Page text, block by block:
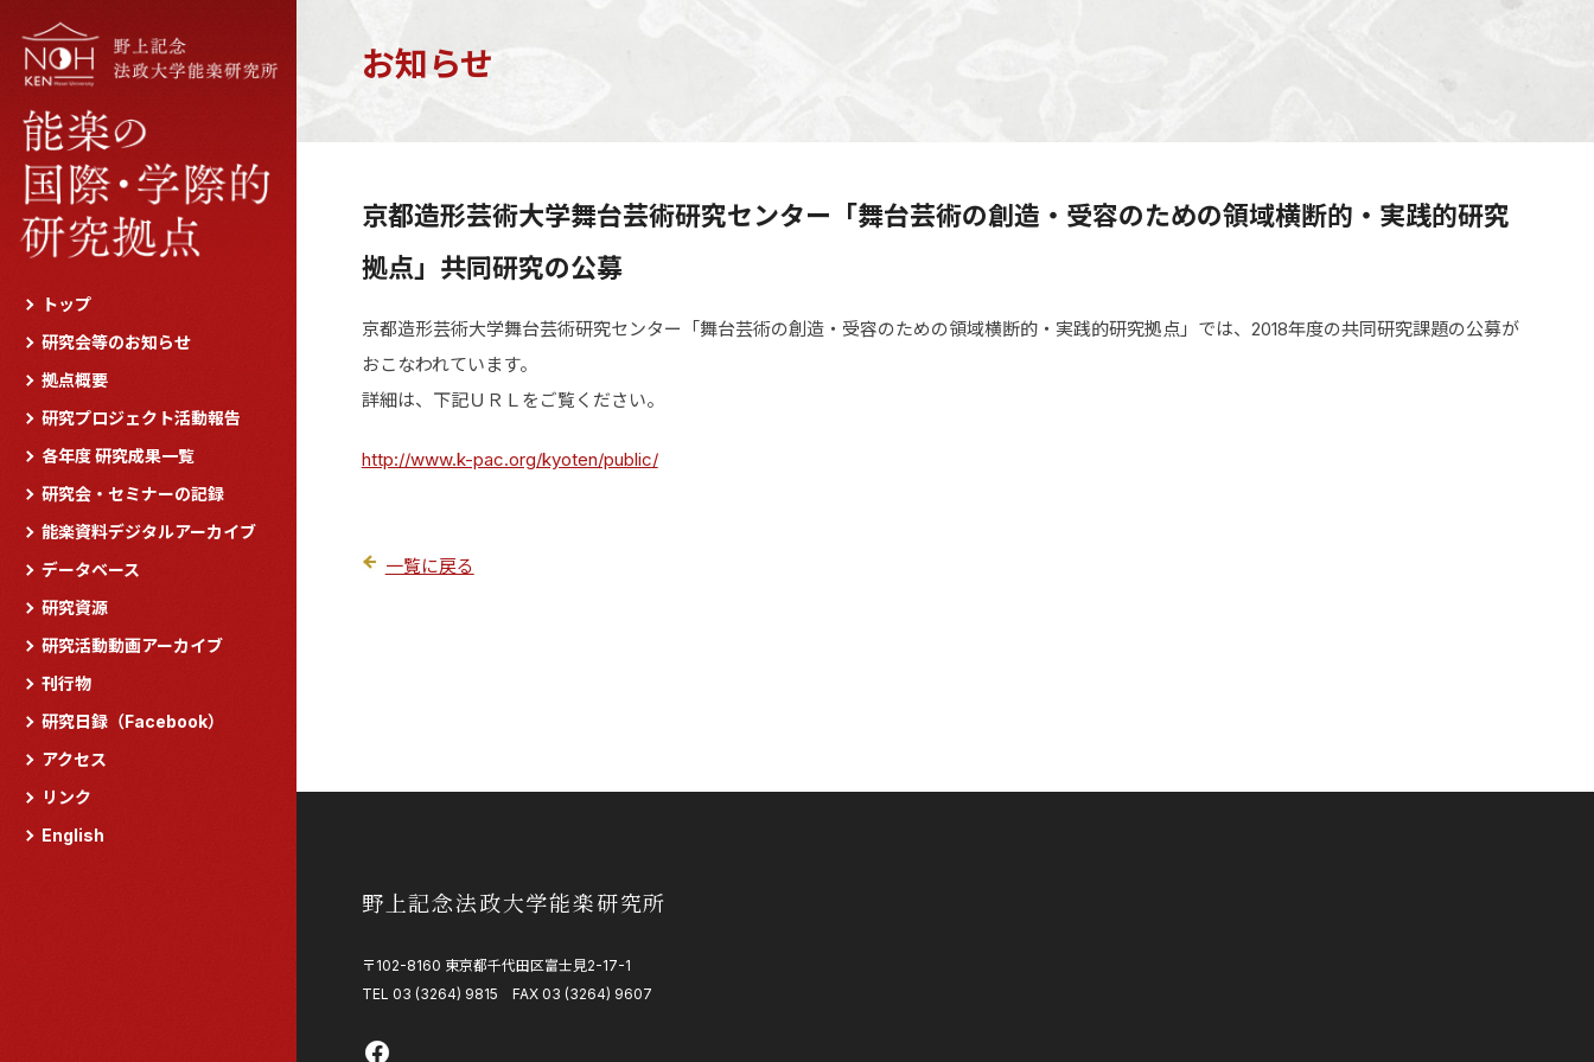
トップ
研究会等のお知らせ
拠点概要
研究プロジェクト活動報告
各年度 研究成果一覧
研究会・セミナーの記録
能楽資料デジタルアーカイブ
データベース
研究資源
研究活動動画アーカイブ
刊行物
研究日録（Facebook）
アクセス
リンク
English
お知らせ
京都造形芸術大学舞台芸術研究センター「舞台芸術の創造・受容のための領域横断的・実践的研究
拠点」共同研究の公募
京都造形芸術大学舞台芸術研究センター「舞台芸術の創造・受容のための領域横断的・実践的研究拠点」では、2018年度の共同研究課題の公募が
おこなわれています。
詳細は、下記ＵＲＬをご覧ください。
http://www.k-pac.org/kyoten/public/
一覧に戻る
野上記念法政大学能楽研究所
〒102-8160 東京都千代田区富士見2-17-1
TEL 03 (3264) 9815 FAX 03 (3264) 9607